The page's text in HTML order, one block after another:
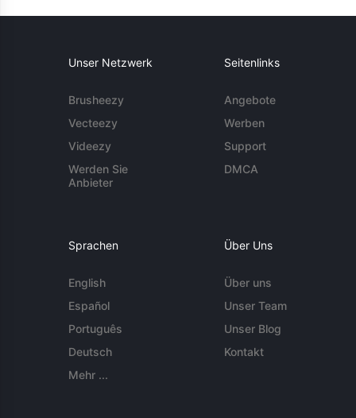
Unser Netzwerk
Brusheezy
Vecteezy
Videezy
Werden Sie
Anbieter
Seitenlinks
Angebote
Werben
Support
DMCA
Sprachen
English
Español
Português
Deutsch
Mehr ...
Über Uns
Über uns
Unser Team
Unser Blog
Kontakt